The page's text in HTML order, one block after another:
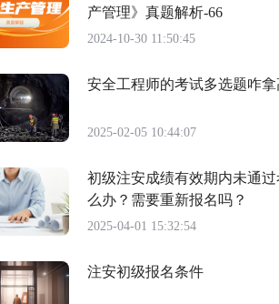
产管理》真题解析-66
2024-10-30 11:50:45
安全工程师的考试多选题咋
2025-02-05 10:44:07
初级注安成绩有效期内未通
么办？需要重新报名吗？
2025-04-01 15:32:54
注安初级报名条件